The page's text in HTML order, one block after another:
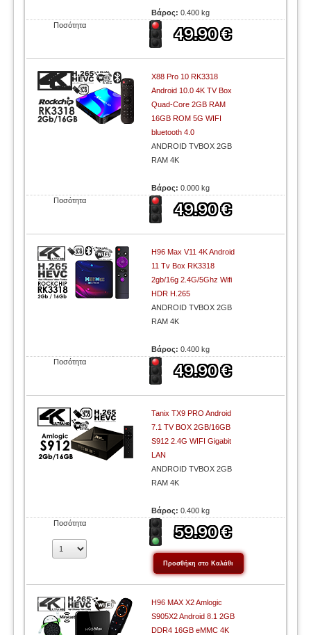
Βάρος:0.400 kg
Ποσότητα
X88 Pro 10 RK3318
Android 10.0 4K TV Box
Quad-Core 2GB RAM
16GB ROM 5G WIFI
bluetooth 4.0
ANDROID TVBOX 2GB
RAM 4K
Βάρος:0.000 kg
Ποσότητα
H96 Max V11 4K Android
11 Tv Box RK3318
2gb/16g 2.4G/5Ghz Wifi
HDR H.265
ANDROID TVBOX 2GB
RAM 4K
Βάρος:0.400 kg
Ποσότητα
Tanix TX9 PRO Android
7.1 TV BOX 2GB/16GB
S912 2.4G WIFI Gigabit
LAN
ANDROID TVBOX 2GB
RAM 4K
Βάρος:0.400 kg
Ποσότητα
H96 MAX X2 Amlogic
S905X2 Android 8.1 2GB
DDR4 16GB eMMC 4K